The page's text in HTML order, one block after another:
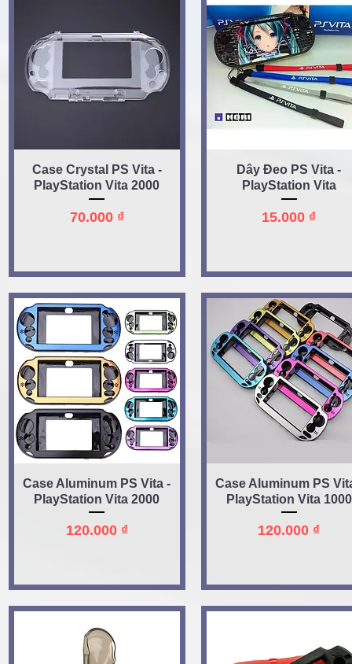
Quick View
Case Crystal PS Vita -
PlayStation Vita 2000
Price
70.000 ₫
Quick View
Dây Đeo PS Vita -
PlayStation Vita
Price
15.000 ₫
Quick View
Case Aluminum PS Vita -
PlayStation Vita 2000
Price
120.000 ₫
Quick View
Case Aluminum PS
PlayStation Vita 1000
Price
120.000 ₫